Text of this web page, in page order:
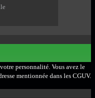
personnalité. Vous avez le
mentionnée dans les CGUV.